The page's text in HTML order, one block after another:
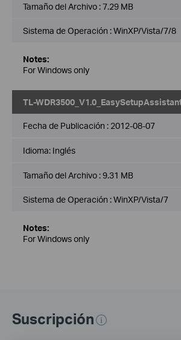
Tamaño del Archivo :7.29 MB
Sistema de Operación : WinXP/Vista/7/8
Notes:
For Windows only
TL-
Fecha de Publicación : 2012-08-07
Idioma: Inglés
Tamaño del Archivo :9.31 MB
Sistema de Operación : WinXP/Vista/7
Notes:
For Windows only
Suscripción